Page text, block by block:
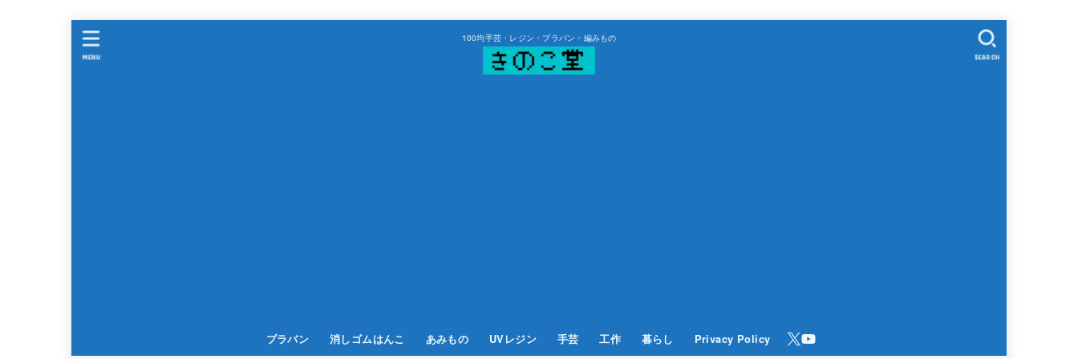
100均手芸・レジン・プラバン・編みもの
プラバン 消しゴムはんこ あみもの UVレジン 手芸 工作 暮らし Privacy Policy
SEARCH
MENU